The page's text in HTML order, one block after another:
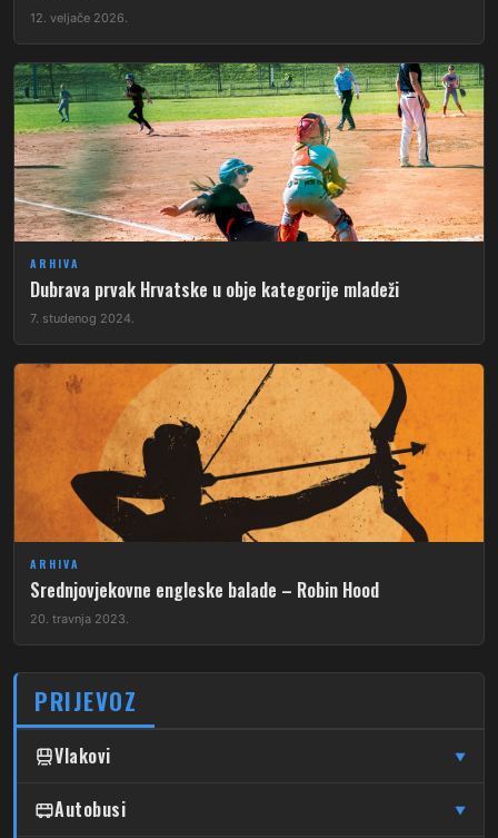
12. veljače 2026.
ARHIVA
Dubrava prvak Hrvatske u obje kategorije mladeži
7. studenog 2024.
ARHIVA
Srednjovjekovne engleske balade – Robin Hood
20. travnja 2023.
PRIJEVOZ
Vlakovi ▼
Čulinec Čulinec
Autobusi ▼